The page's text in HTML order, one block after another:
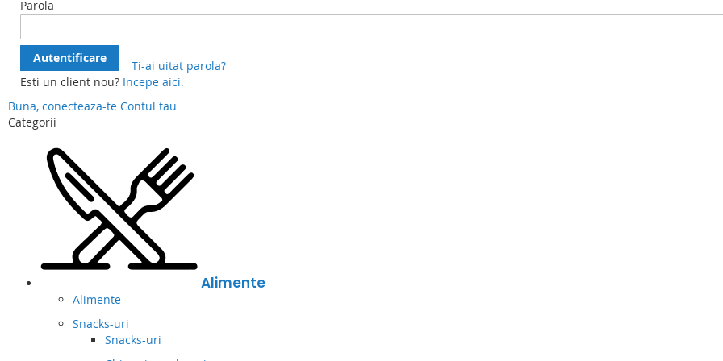
Parola
Autentificare
Ti-ai uitat parola?
Esti un client nou? Incepe aici.
Buna, conecteaza-te Contul tau
Categorii
Alimente
Alimente
Snacks-uri
Snacks-uri